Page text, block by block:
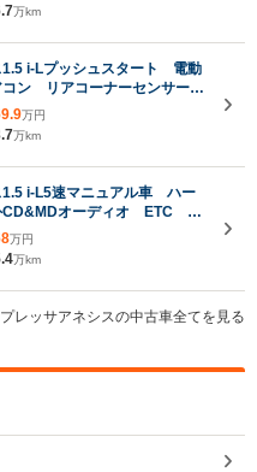
万km
1.5 i-Lプッシュスタート 電動
コン リアコーナーセンサー
レザーシート オートポー
フォグライト HID ライト
ー
万円
万km
1.5 i-L5速マニュアル車 ハー
CD&MDオーディオ ETC キ
ッドライト フォグランプ
ドアミラー 本革巻きステア
AW
万円
万km
レッサアネシスの中古車全てを見る